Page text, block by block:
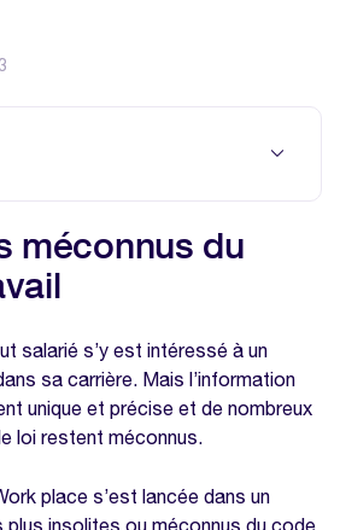
l’alcool
en buvant de l’eau
dans les entreprises de plus
travail
c’est les vacances !
des salles de repos
méconnus du
salarié s’y est intéressé à un
sa carrière. Mais l’information
unique et précise et de nombreux
loi restent méconnus.
place s’est lancée dans un
insolites ou méconnus du code